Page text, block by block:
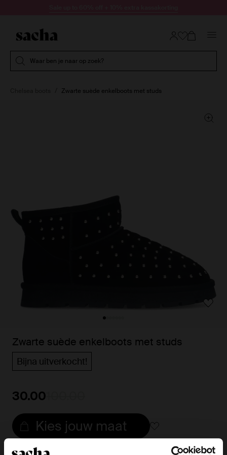
Waar ben je naar op zoek?
Zwarte suède enkelboots met studs
Zwarte suède enkelboots met studs
Bijna uitverkocht!
30.00
Kies jouw maat